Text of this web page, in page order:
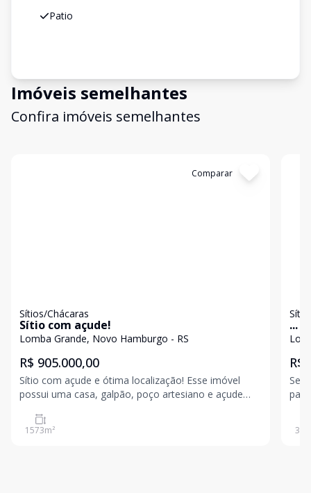
Patio
Imóveis semelhantes
Confira imóveis semelhantes
Comparar
Sítios/Chácaras
Sítio com açude!
Lomba Grande, Novo Hamburgo - RS
R$ 905.000,00
Sítio com açude e ótima localização! Esse imóvel
possui uma casa, galpão, poço artesiano e açude
1573m²
...
R$
Seu
paz,